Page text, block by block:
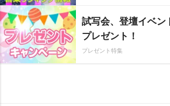
試写会、登壇イベ
プレゼント！
プレゼント特集